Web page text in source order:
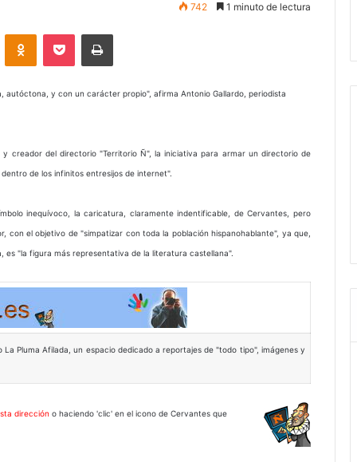
742 1 minuto de lectura
Odnoklassniki
Pocket Imprimir
autóctona, y con un carácter propio", afirma Antonio Gallardo, periodista
creador del directorio "Territorio Ñ", la iniciativa para armar un directorio de
de los infinitos entresijos de internet".
inequívoco, la caricatura, claramente indentificable, de Cervantes, pero
el objetivo de "simpatizar con toda la población hispanohablante", ya que,
es "la figura más representativa de la literatura castellana".
Pluma Afilada, un espacio dedicado a reportajes de "todo tipo", imágenes y
dirección o haciendo 'clic' en el icono de Cervantes que